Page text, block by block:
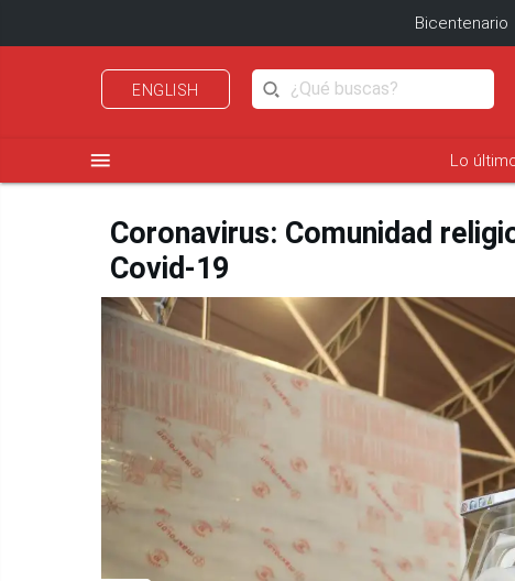
Bicentenario
ENGLISH
menu Lo
Coronavirus: Comunidad
Covid-19